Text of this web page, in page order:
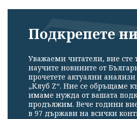
Подкрепете ни
Уважаеми читатели, вие сте
научите новините от
прочетете актуални
„Клуб Z“. Ние се обръщаме
имаме нужда от вашата
продължим. Вече години
в 97 държави на всички